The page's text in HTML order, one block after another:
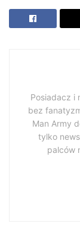
Posiadacz i
bez
Man Army
tylko
palców